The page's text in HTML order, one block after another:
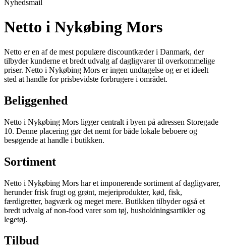
Nyhedsmail
Netto i Nykøbing Mors
Netto er en af de mest populære discountkæder i Danmark, der
tilbyder kunderne et bredt udvalg af dagligvarer til overkommelige
priser. Netto i Nykøbing Mors er ingen undtagelse og er et ideelt
sted at handle for prisbevidste forbrugere i området.
Beliggenhed
Netto i Nykøbing Mors ligger centralt i byen på adressen Storegade
10. Denne placering gør det nemt for både lokale beboere og
besøgende at handle i butikken.
Sortiment
Netto i Nykøbing Mors har et imponerende sortiment af dagligvarer,
herunder frisk frugt og grønt, mejeriprodukter, kød, fisk,
færdigretter, bagværk og meget mere. Butikken tilbyder også et
bredt udvalg af non-food varer som tøj, husholdningsartikler og
legetøj.
Tilbud